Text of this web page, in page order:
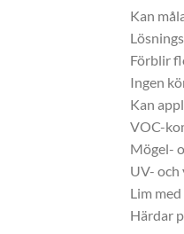
Kan
Förblir
Ingen
Kan
VOC-
Mögel-
UV- och
Lim
Härdar